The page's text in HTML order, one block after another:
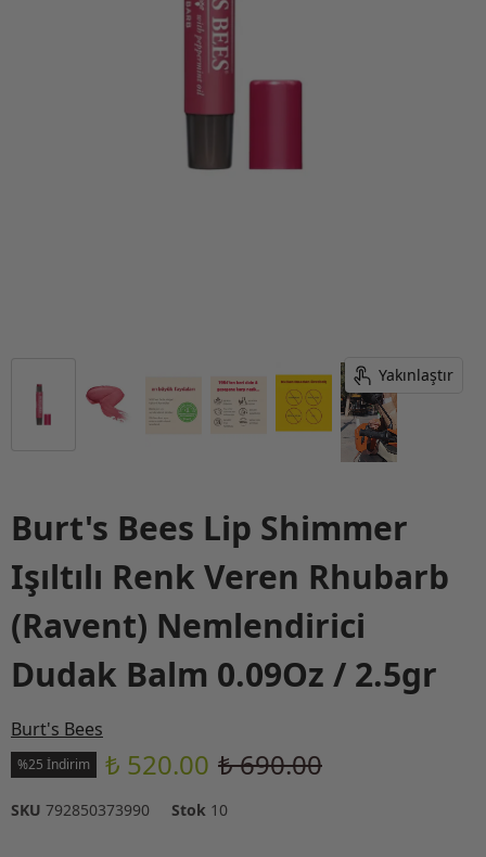
Yakınlaştır
Burt's Bees Lip Shimmer
Işıltılı Renk Veren Rhubarb
(Ravent) Nemlendirici
Dudak Balm 0.09Oz / 2.5gr
Burt's Bees
%25 İndirim ₺ 520.00 ₺ 690.00
SKU 792850373990 Stok 10